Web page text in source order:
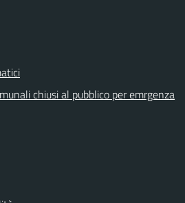
chiusi al pubblico per emrgenza